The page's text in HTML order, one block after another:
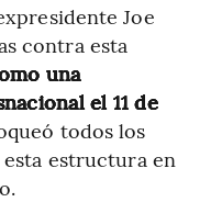
Joe
contra esta
una
el 11 de
todos los
estructura en